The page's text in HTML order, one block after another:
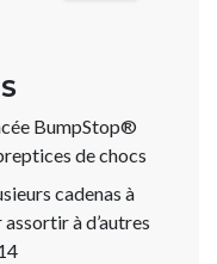
BumpStop®
de chocs
cadenas à
à d’autres